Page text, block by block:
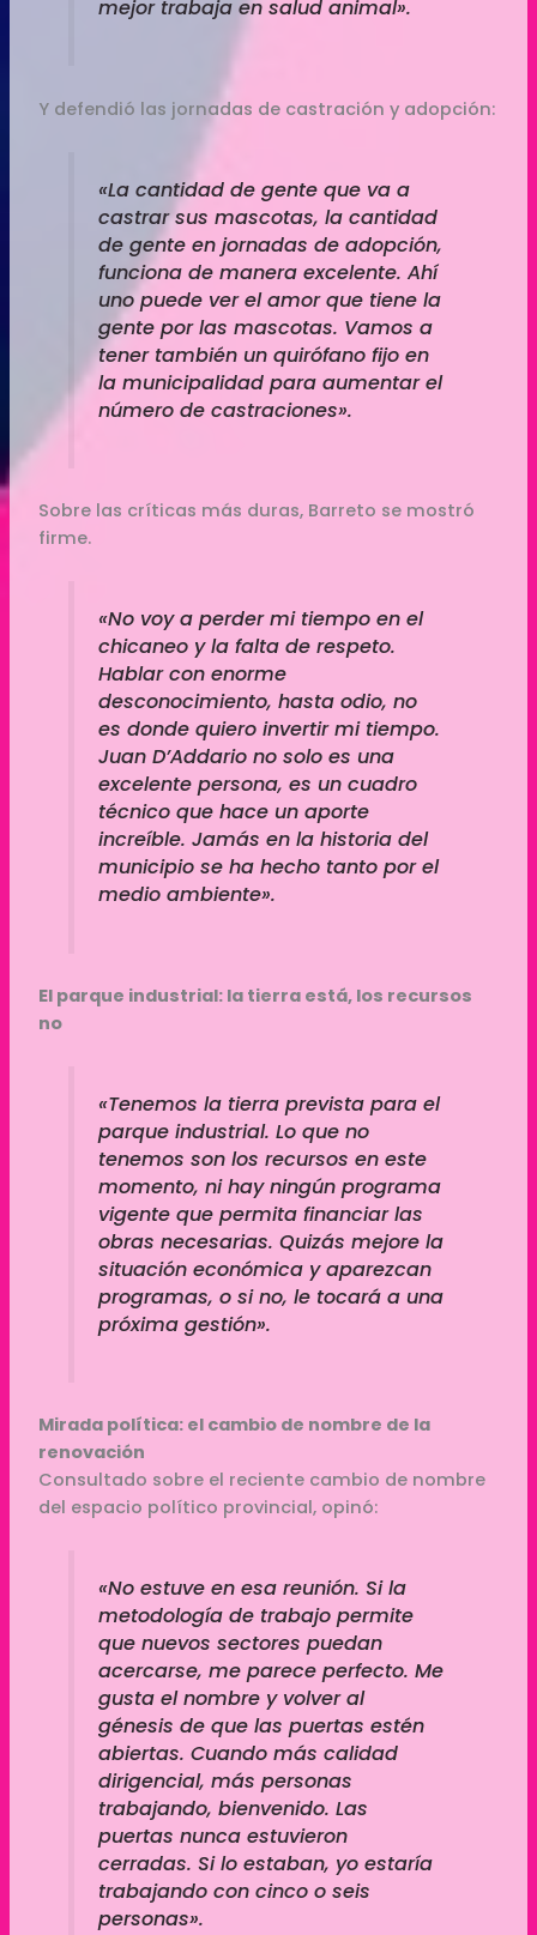
mejor trabaja en salud animal».
Y defendió las jornadas de castración y adopción:
«La cantidad de gente que va a
castrar sus mascotas, la cantidad
de gente en jornadas de adopción,
funciona de manera excelente. Ahí
uno puede ver el amor que tiene la
gente por las mascotas. Vamos a
tener también un quirófano fijo en
la municipalidad para aumentar el
número de castraciones».
Sobre las críticas más duras, Barreto se mostró
firme.
«No voy a perder mi tiempo en el
chicaneo y la falta de respeto.
Hablar con enorme
desconocimiento, hasta odio, no
es donde quiero invertir mi tiempo.
Juan D’Addario no solo es una
excelente persona, es un cuadro
técnico que hace un aporte
increíble. Jamás en la historia del
municipio se ha hecho tanto por el
medio ambiente».
El parque industrial: la tierra está, los recursos
no
«Tenemos la tierra prevista para el
parque industrial. Lo que no
tenemos son los recursos en este
momento, ni hay ningún programa
vigente que permita financiar las
obras necesarias. Quizás mejore la
situación económica y aparezcan
programas, o si no, le tocará a una
próxima gestión».
Mirada política: el cambio de nombre de la
renovación
Consultado sobre el reciente cambio de nombre
del espacio político provincial, opinó:
«No estuve en esa reunión. Si la
metodología de trabajo permite
que nuevos sectores puedan
acercarse, me parece perfecto. Me
gusta el nombre y volver al
génesis de que las puertas estén
abiertas. Cuando más calidad
dirigencial, más personas
trabajando, bienvenido. Las
puertas nunca estuvieron
cerradas. Si lo estaban, yo estaría
trabajando con cinco o seis
personas».